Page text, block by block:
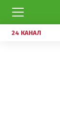
24 КАНАЛ